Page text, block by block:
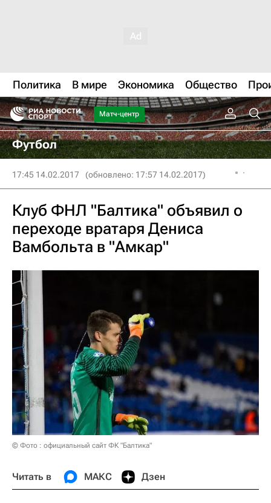
Политика В мире Экономика Общество
Матч-центр
Футбол
17:45 14.02.2017 (обновлено: 17:57 14.02.2017)
Клуб ФНЛ "Балтика" объявил о
переходе вратаря Дениса
Вамбольта в "Амкар"
© Фото : официальный сайт ФК "Балтика"
Читать в МАКС Дзен